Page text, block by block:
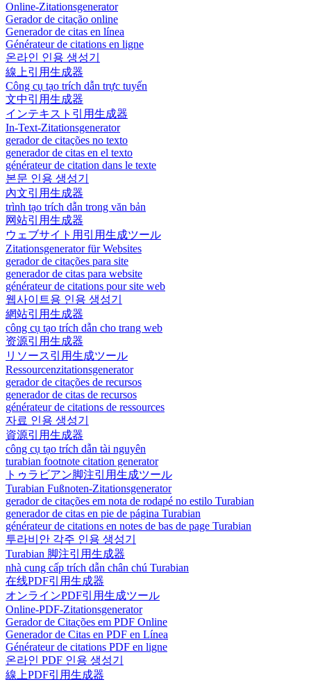
Online-Zitationsgenerator
Gerador de citação online
Generador de citas en línea
Générateur de citations en ligne
온라인 인용 생성기
線上引用生成器
Công cụ tạo trích dẫn trực tuyến
文中引用生成器
インテキスト引用生成器
In-Text-Zitationsgenerator
gerador de citações no texto
generador de citas en el texto
générateur de citation dans le texte
본문 인용 생성기
內文引用生成器
trình tạo trích dẫn trong văn bản
网站引用生成器
ウェブサイト用引用生成ツール
Zitationsgenerator für Websites
gerador de citações para site
generador de citas para website
générateur de citations pour site web
웹사이트용 인용 생성기
網站引用生成器
công cụ tạo trích dẫn cho trang web
资源引用生成器
リソース引用生成ツール
Ressourcenzitationsgenerator
gerador de citações de recursos
generador de citas de recursos
générateur de citations de ressources
자료 인용 생성기
資源引用生成器
công cụ tạo trích dẫn tài nguyên
turabian footnote citation generator
トゥラビアン脚注引用生成ツール
Turabian Fußnoten-Zitationsgenerator
gerador de citações em nota de rodapé no estilo Turabian
generador de citas en pie de página Turabian
générateur de citations en notes de bas de page Turabian
투라비안 각주 인용 생성기
Turabian 脚注引用生成器
nhà cung cấp trích dẫn chân chú Turabian
在线PDF引用生成器
オンラインPDF引用生成ツール
Online-PDF-Zitationsgenerator
Gerador de Citações em PDF Online
Generador de Citas en PDF en Línea
Générateur de citations PDF en ligne
온라인 PDF 인용 생성기
線上PDF引用生成器